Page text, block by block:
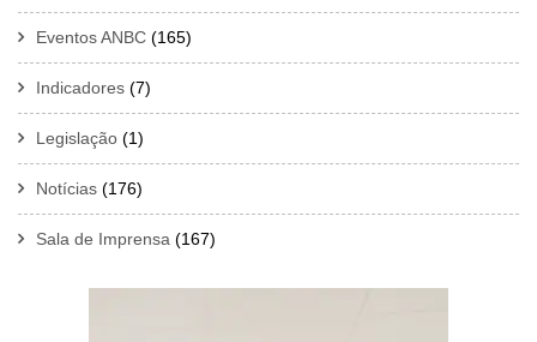
Eventos ANBC (165)
Indicadores (7)
Legislação (1)
Notícias (176)
Sala de Imprensa (167)